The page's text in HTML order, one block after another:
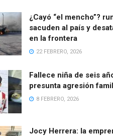
¿Cayó “el mencho”?
sacuden al país y
en la frontera
22 FEBRERO, 2026
Fallece niña de seis
presunta agresión
8 FEBRERO, 2026
Jocy Herrera: la